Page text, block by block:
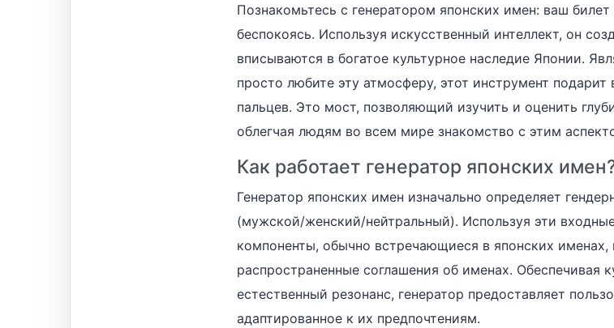
Познакомьтесь с генератором японских имен: ваш
беспокоясь. Используя искусственный интеллект, он
вписываются в богатое культурное наследие Японии.
просто любите эту атмосферу, этот инструмент
пальцев. Это мост, позволяющий изучить и оценить
облегчая людям во всем мире знакомство с этим
Как работает генератор японских
Генератор японских имен изначально определяет
(мужской/женский/нейтральный). Используя эти
компоненты, обычно встречающиеся в японских именах,
распространенные соглашения об именах. Обеспечивая
естественный резонанс, генератор предоставляет
адаптированное к их предпочтениям.